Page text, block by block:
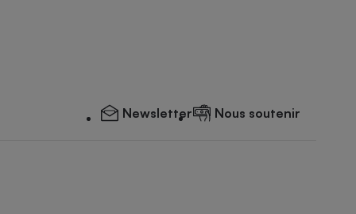
Newsletter Nous soutenir